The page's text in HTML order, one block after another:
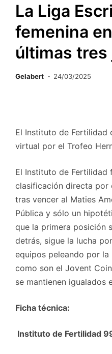
La Liga
femenina
últimas tres
Gelabert 24/03/2025
El Instituto de Fertilidad
virtual por el Trofeo
El Instituto de Fertilidad
clasificación directa por
tras vencer al Maties
Pública y sólo un
que la primera posición
detrás, sigue la lucha
equipos peleando por
como son el Jovent
se mantienen igualados
Ficha técnica:
Instituto de Fertilidad